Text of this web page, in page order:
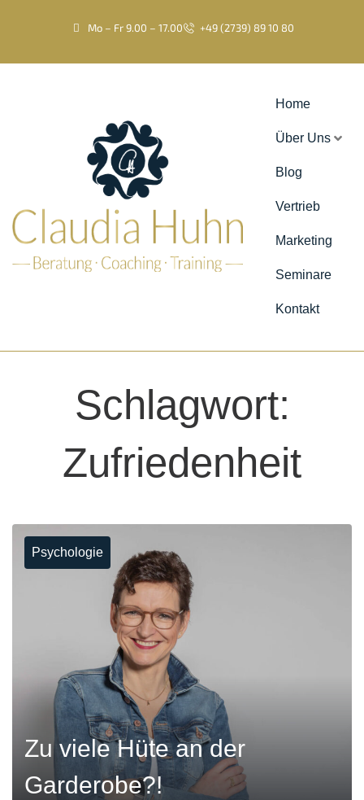
Mo – Fr 9.00 – 17.00 +49 (2739) 89 10 80
Home
Über Uns
Blog
Vertrieb
Marketing
Seminare
Kontakt
Schlagwort:
Zufriedenheit
Psychologie
Zu viele Hüte an der
Garderobe?!